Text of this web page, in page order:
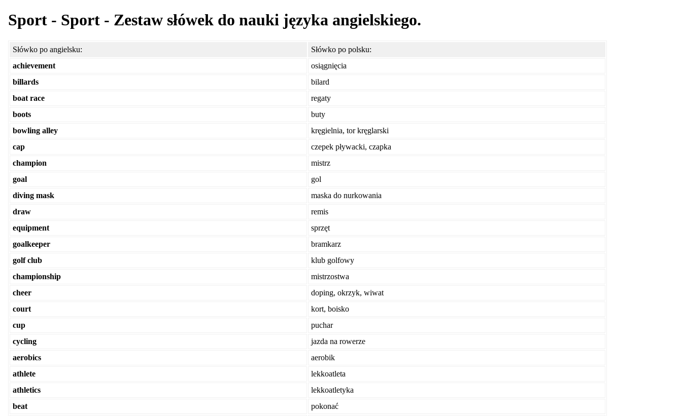
Sport - Sport - Zestaw słówek do nauki języka angielskiego.
Słówko po angielsku:
Słówko po polsku:
achievement
osiągnięcia
billards
bilard
boat race
regaty
boots
buty
bowling alley
kręgielnia, tor kręglarski
cap
czepek pływacki, czapka
champion
mistrz
goal
gol
diving mask
maska do nurkowania
draw
remis
equipment
sprzęt
goalkeeper
bramkarz
golf club
klub golfowy
championship
mistrzostwa
cheer
doping, okrzyk, wiwat
court
kort, boisko
cup
puchar
cycling
jazda na rowerze
aerobics
aerobik
athlete
lekkoatleta
athletics
lekkoatletyka
beat
pokonać